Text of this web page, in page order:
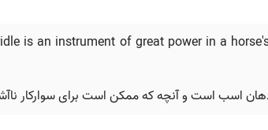
is an instrument of great power in a
در دهان اسب است و آنچه که ممکن است برای